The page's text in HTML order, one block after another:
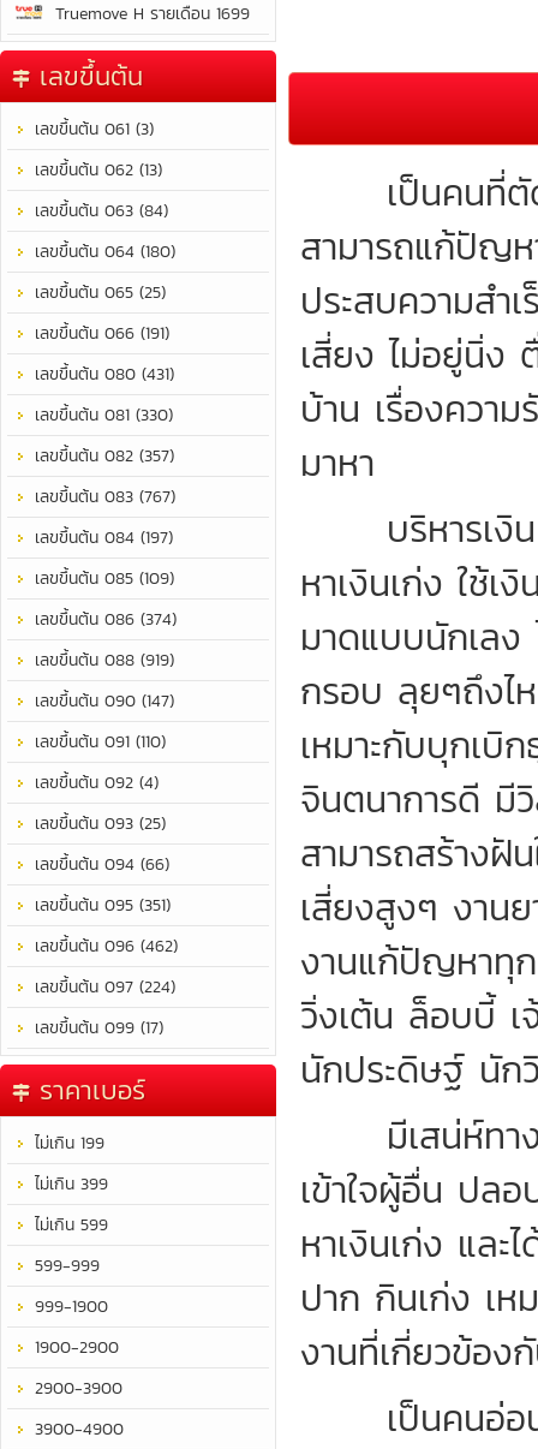
Truemove H รายเดือน 1699
เลขขึ้นต้น
เลขขึ้นต้น 061 (3)
เลขขึ้นต้น 062 (13)
เลขขึ้นต้น 063 (84)
เลขขึ้นต้น 064 (180)
เลขขึ้นต้น 065 (25)
เลขขึ้นต้น 066 (191)
เลขขึ้นต้น 080 (431)
เลขขึ้นต้น 081 (330)
เลขขึ้นต้น 082 (357)
เลขขึ้นต้น 083 (767)
เลขขึ้นต้น 084 (197)
เลขขึ้นต้น 085 (109)
เลขขึ้นต้น 086 (374)
เลขขึ้นต้น 088 (919)
เลขขึ้นต้น 090 (147)
เลขขึ้นต้น 091 (110)
เลขขึ้นต้น 092 (4)
เลขขึ้นต้น 093 (25)
เลขขึ้นต้น 094 (66)
เลขขึ้นต้น 095 (351)
เลขขึ้นต้น 096 (462)
เลขขึ้นต้น 097 (224)
เลขขึ้นต้น 099 (17)
ราคาเบอร์
ไม่เกิน 199
ไม่เกิน 399
ไม่เกิน 599
599-999
999-1900
1900-2900
2900-3900
3900-4900
เป็นคนที่ตัดสิ
สามารถแก้ปัญ
ประสบความสำ
เสี่ยง ไม่อยู่นิ่ง
บ้าน เรื่องควา
มาหา
บริหารเงิน
หาเงินเก่ง ใช้
มาดแบบนักเลง
กรอบ ลุยๆถึงไ
เหมาะกับบุกเบิ
จินตนาการดี มี
สามารถสร้างฝั
เสี่ยงสูงๆ งาน
งานแก้ปัญหาทุ
วิ่งเต้น ล็อบบี้ เ
นักประดิษฐ์ นัก
มีเสน่ห์ทาง
เข้าใจผู้อื่น ปล
หาเงินเก่ง และ
ปาก กินเก่ง เห
งานที่เกี่ยวข้อง
เป็นคนอ่อนห